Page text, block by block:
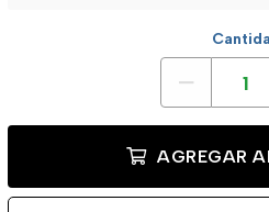
AGREGAR